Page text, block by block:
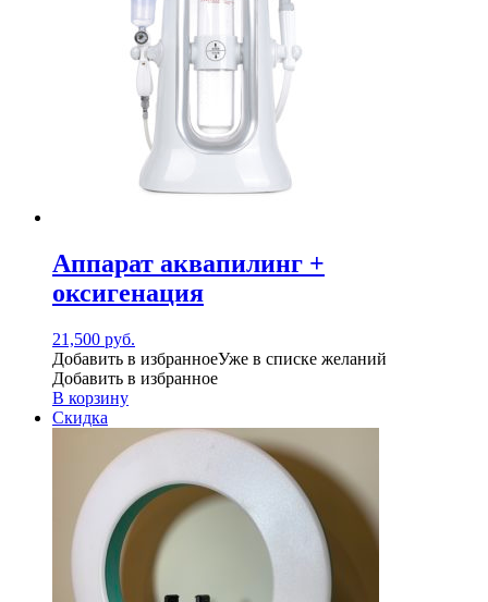
Аппарат аквапилинг +
оксигенация
21,500 руб.
Добавить в избранноеУже в списке желаний
Добавить в избранное
В корзину
Скидка